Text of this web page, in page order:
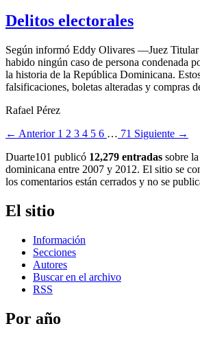
Delitos electorales
Según informó Eddy Olivares ―Juez
habido ningún caso de persona condenada
la historia de la República Dominicana.
falsificaciones, boletas alteradas y compras
Rafael Pérez
← Anterior 1 2 3 4 5 6 … 71 Siguiente →
Duarte101 publicó 12,279 entradas sobre
dominicana entre 2007 y 2012. El sitio se
los comentarios están cerrados y no se
El sitio
Información
Secciones
Autores
Buscar en el archivo
RSS
Por año